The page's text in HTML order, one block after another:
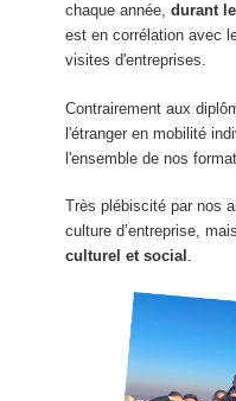
chaque année,durant
est en corrélation avec
visites d'entreprises.
Contrairement aux
l'étranger en mobilité
l'ensemble de nos
Très plébiscité par nos
culture d’entreprise,
culturel et social .